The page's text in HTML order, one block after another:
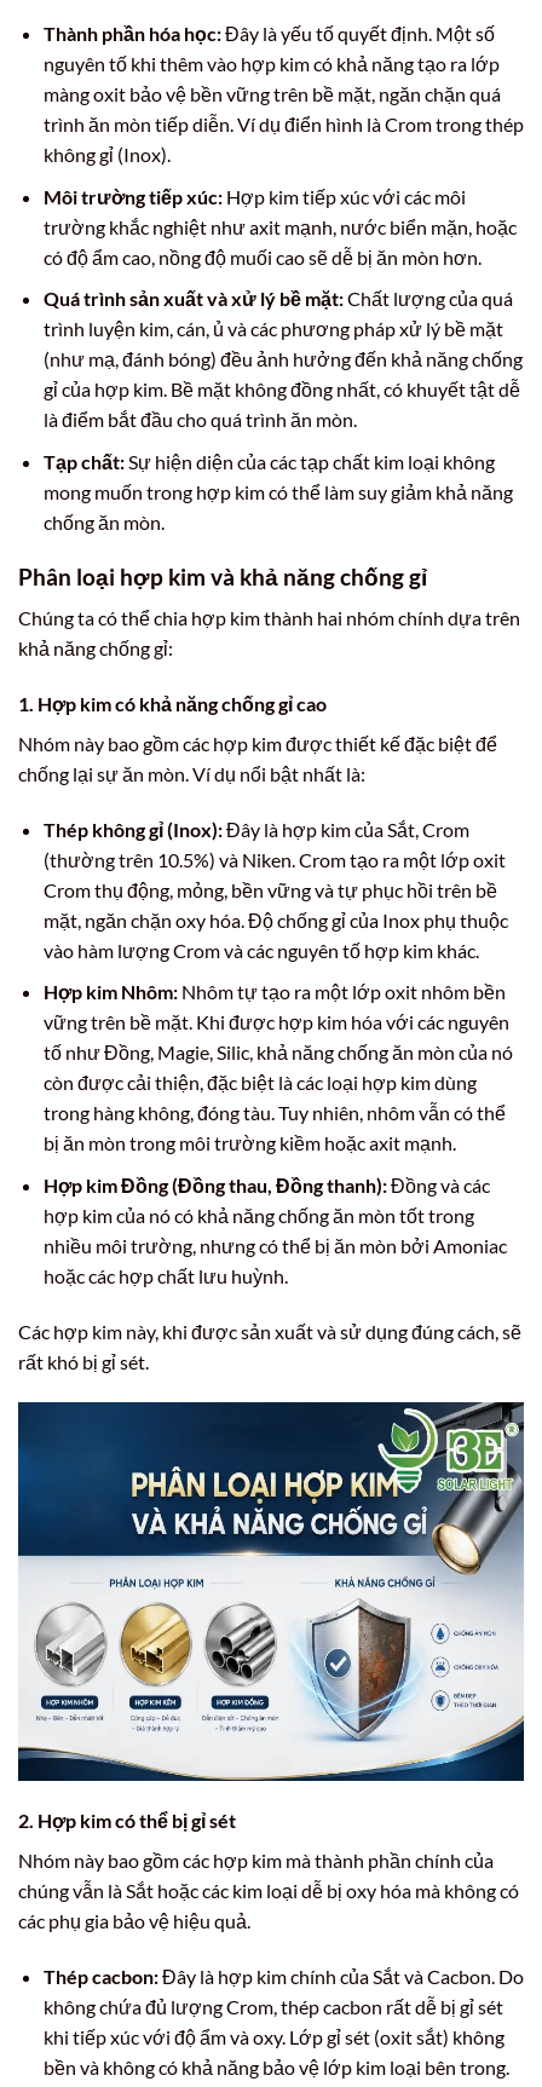
Thành phần hóa học:Đây là yếu tố quyết định. Một số
nguyên tố khi thêm vào hợp kim có khả năng tạo ra lớp
màng oxit bảo vệ bền vững trên bề mặt, ngăn chặn quá
trình ăn mòn tiếp diễn. Ví dụ điển hình là Crom trong thép
không gỉ (Inox).
Môi trường tiếp xúc:Hợp kim tiếp xúc với các môi
trường khắc nghiệt như axit mạnh, nước biển mặn, hoặc
có độ ẩm cao, nồng độ muối cao sẽ dễ bị ăn mòn hơn.
Quá trình sản xuất và xử lý bề mặt:Chất lượng của quá
trình luyện kim, cán, ủ và các phương pháp xử lý bề mặt
(như mạ, đánh bóng) đều ảnh hưởng đến khả năng chống
gỉ của hợp kim. Bề mặt không đồng nhất, có khuyết tật dễ
là điểm bắt đầu cho quá trình ăn mòn.
Tạp chất:Sự hiện diện của các tạp chất kim loại không
mong muốn trong hợp kim có thể làm suy giảm khả năng
chống ăn mòn.
Phân loại hợp kim và khả năng chống gỉ
Chúng ta có thể chia hợp kim thành hai nhóm chính dựa trên
khả năng chống gỉ:
1. Hợp kim có khả năng chống gỉ cao
Nhóm này bao gồm các hợp kim được thiết kế đặc biệt để
chống lại sự ăn mòn. Ví dụ nổi bật nhất là:
Thép không gỉ (Inox):Đây là hợp kim của Sắt, Crom
(thường trên 10.5%) và Niken. Crom tạo ra một lớp oxit
Crom thụ động, mỏng, bền vững và tự phục hồi trên bề
mặt, ngăn chặn oxy hóa. Độ chống gỉ của Inox phụ thuộc
vào hàm lượng Crom và các nguyên tố hợp kim khác.
Hợp kim Nhôm:Nhôm tự tạo ra một lớp oxit nhôm bền
vững trên bề mặt. Khi được hợp kim hóa với các nguyên
tố như Đồng, Magie, Silic, khả năng chống ăn mòn của nó
còn được cải thiện, đặc biệt là các loại hợp kim dùng
trong hàng không, đóng tàu. Tuy nhiên, nhôm vẫn có thể
bị ăn mòn trong môi trường kiềm hoặc axit mạnh.
Hợp kim Đồng (Đồng thau, Đồng thanh):Đồng và các
hợp kim của nó có khả năng chống ăn mòn tốt trong
nhiều môi trường, nhưng có thể bị ăn mòn bởi Amoniac
hoặc các hợp chất lưu huỳnh.
Các hợp kim này, khi được sản xuất và sử dụng đúng cách, sẽ
rất khó bị gỉ sét.
2. Hợp kim có thể bị gỉ sét
Nhóm này bao gồm các hợp kim mà thành phần chính của
chúng vẫn là Sắt hoặc các kim loại dễ bị oxy hóa mà không có
các phụ gia bảo vệ hiệu quả.
Thép cacbon:Đây là hợp kim chính của Sắt và Cacbon. Do
không chứa đủ lượng Crom, thép cacbon rất dễ bị gỉ sét
khi tiếp xúc với độ ẩm và oxy. Lớp gỉ sét (oxit sắt) không
bền và không có khả năng bảo vệ lớp kim loại bên trong.